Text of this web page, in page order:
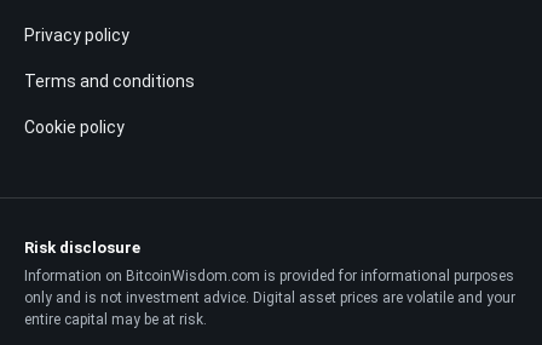
Privacy policy
Terms and conditions
Cookie policy
Risk disclosure
Information on BitcoinWisdom.com is provided for informational purposes
only and is not investment advice. Digital asset prices are volatile and your
entire capital may be at risk.